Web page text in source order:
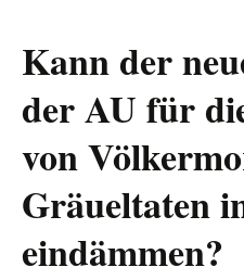
Kann der
der AU für
von
Gräueltaten
eindämmen?